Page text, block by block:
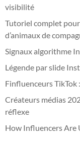
visibilité
Tutoriel complet
d’animaux de
Signaux algorithme
Légende par slide
Finfluenceurs TikTok
Créateurs médias
réflexe
How Influencers Are